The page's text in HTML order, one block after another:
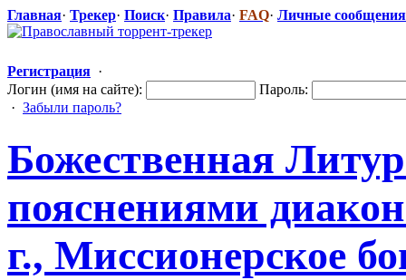
Главная· Трекер· Поиск· Правила· FAQ· Личные сообщения
Регистрация ·
Логин (имя на сайте):
Пароль:
· Забыли пароль?
Божественная
пояснениями
г., Миссионерско​е